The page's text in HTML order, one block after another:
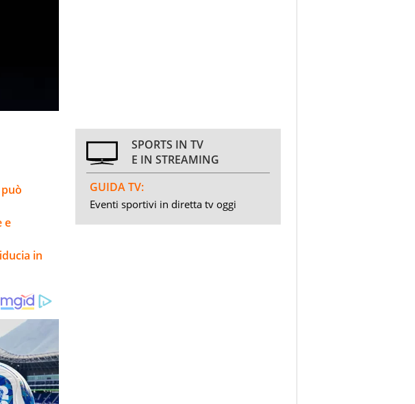
e
in
SPORTS IN TV
E IN STREAMING
GUIDA TV:
Eventi sportivi in diretta tv oggi